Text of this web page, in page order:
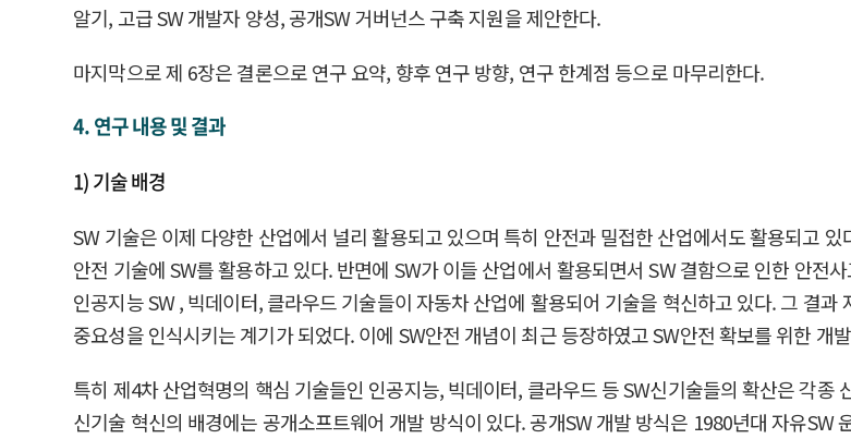
알기, 고급 SW 개발자 양성, 공개SW 거버넌스 구축 지원을 제안한다.
마지막으로 제 6장은 결론으로 연구 요약, 향후 연구 방향, 연구 한계점 등으로 마무리한다.
4. 연구 내용 및 결과
1) 기술 배경
SW 기술은 이제 다양한 산업에서 널리 활용되고 있으며 특히 안전과 밀접한 산업에서도 활용되고
안전 기술에 SW를 활용하고 있다. 반면에 SW가 이들 산업에서 활용되면서 SW 결함으로 인한 안전
인공지능 SW , 빅데이터, 클라우드 기술들이 자동차 산업에 활용되어 기술을 혁신하고 있다. 그 결
중요성을 인식시키는 계기가 되었다. 이에 SW안전 개념이 최근 등장하였고 SW안전 확보를 위한 개
특히 제4차 산업혁명의 핵심 기술들인 인공지능, 빅데이터, 클라우드 등 SW신기술들의 확산은 각
신기술 혁신의 배경에는 공개소프트웨어 개발 방식이 있다. 공개SW 개발 방식은 1980년대 자유SW